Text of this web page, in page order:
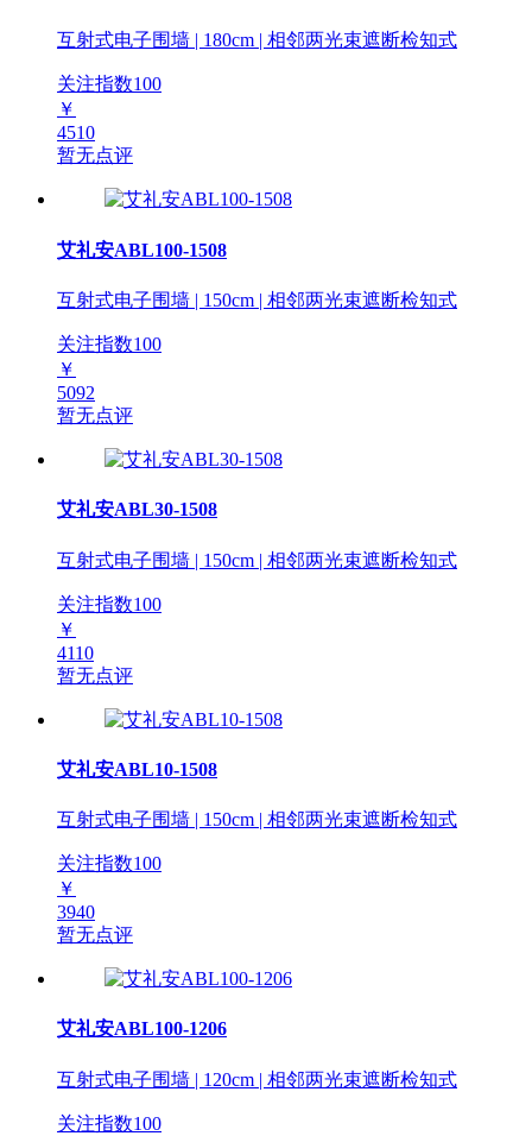
互射式电子围墙 | 180cm | 相邻两光束遮断检知式
关注指数100
￥
4510
暂无点评
艾礼安ABL100-1508
互射式电子围墙 | 150cm | 相邻两光束遮断检知式
关注指数100
￥
5092
暂无点评
艾礼安ABL30-1508
互射式电子围墙 | 150cm | 相邻两光束遮断检知式
关注指数100
￥
4110
暂无点评
艾礼安ABL10-1508
互射式电子围墙 | 150cm | 相邻两光束遮断检知式
关注指数100
￥
3940
暂无点评
艾礼安ABL100-1206
互射式电子围墙 | 120cm | 相邻两光束遮断检知式
关注指数100